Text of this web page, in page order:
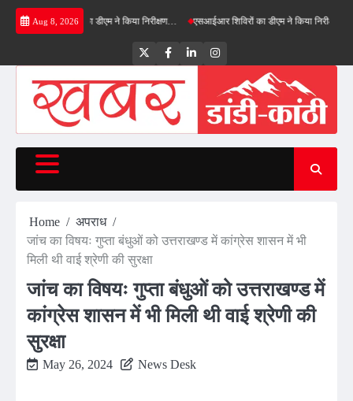
Skip
Aug 8, 2026
बाईपास का डीएम ने किया निरीक्षण… एसआईआर शिविरों का डीएम ने किया निरीक्षण,
TwitterFacebookLinkedInInstagram
Home
अपराध
जांच का विषयः गुप्ता बंधुओं को उत्तराखण्ड में कांग्रेस शासन में भी
मिली थी वाई श्रेणी की सुरक्षा
जांच का विषयः गुप्ता बंधुओं को उत्तराखण्ड में
कांग्रेस शासन में भी मिली थी वाई श्रेणी की
सुरक्षा
May 26, 2024 News Desk